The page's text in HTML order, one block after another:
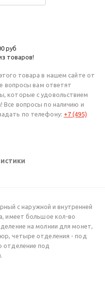
руб
товаров!
товара в нашем сайте от
вопросы вам ответят
которые с удовольствием
Все вопросы по наличию и
по телефону: +7 (495)
с наружной и внутренней
имеет большое кол-во
на молнии для монет,
четыре отделения - под
отделение под